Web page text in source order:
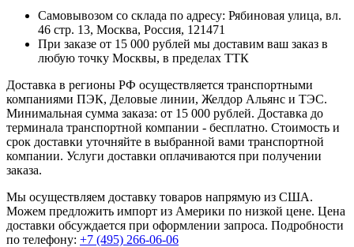
Самовывозом со склада по адресу: Рябиновая улица, вл.
46 стр. 13, Москва, Россия, 121471
При заказе от 15 000 рублей мы доставим ваш заказ в
любую точку Москвы, в пределах ТТК
Доставка в регионы РФ осуществляется транспортными
компаниями ПЭК, Деловые линии, Желдор Альянс и ТЭС.
Минимальная сумма заказа: от 15 000 рублей. Доставка до
терминала транспортной компании - бесплатно. Стоимость и
срок доставки уточняйте в выбранной вами транспортной
компании. Услуги доставки оплачиваются при получении
заказа.
Мы осуществляем доставку товаров напрямую из США.
Можем предложить импорт из Америки по низкой цене. Цена
доставки обсуждается при оформлении запроса. Подробности
по телефону: +7 (495) 266-06-06